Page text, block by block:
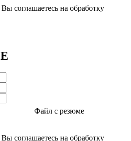
соглашаетесь на обработку
Файл с резюме
соглашаетесь на обработку